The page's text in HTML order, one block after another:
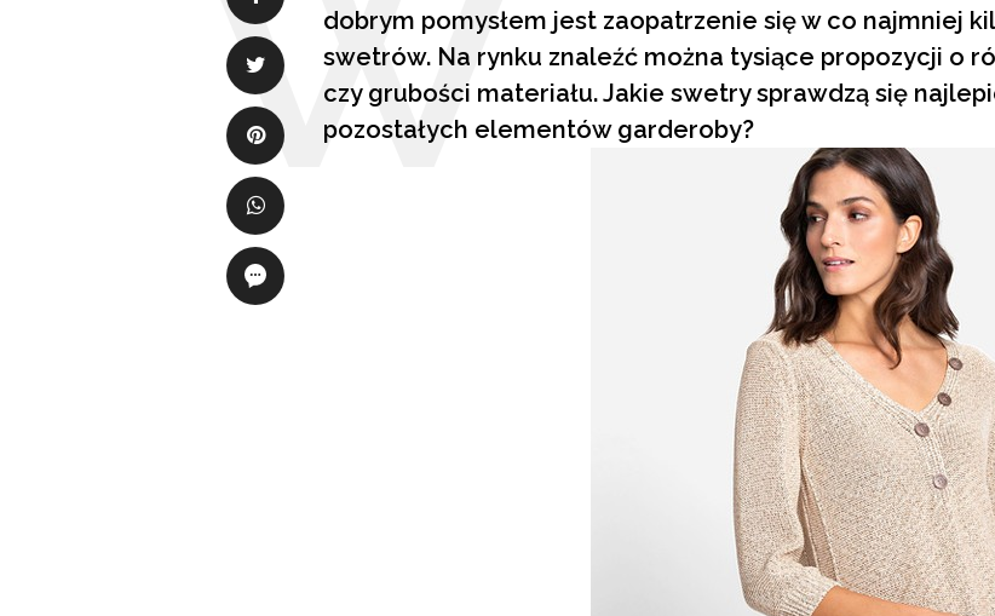
dobrym pomysłem jest zaopatrzenie się w co najmniej
swetrów. Na rynku znaleźć można tysiące propozycji o
czy grubości materiału. Jakie swetry sprawdzą się
pozostałych elementów garderoby?